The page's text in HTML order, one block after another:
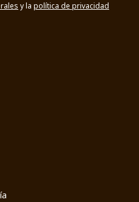
y la política de privacidad